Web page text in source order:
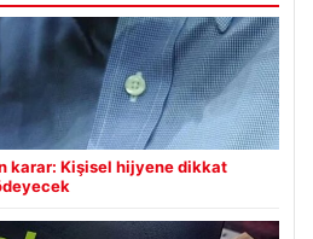
karar: Kişisel hijyene dikkat